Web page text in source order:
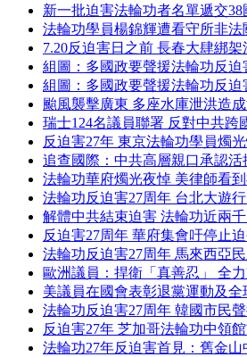
新一批迫害法輪功者名單遞交38
法輪功學員楊錦輝遭看守所非法
7.20反迫害日之前 長春大肆綁架
組圖：多國政要聲援法輪功反迫
組圖：多國政要聲援法輪功反迫
颱風襲擊廣東 多座水庫泄洪造
瑞士124名議員聯署 反對中共跨
反迫害27年 東京法輪功學員燭
追查國際：中共高層親口承認活
法輪功華府燭光夜悼 美律師看
法輪功反迫害27周年 台北大遊
解體中共結束迫害 法輪功近兩
反迫害27周年 華府集會吁停止
法輪功反迫害27周年 馬來西亞
歐洲議員：捍衛「真善忍」 全
美議員在國會表彰退黨運動及全
法輪功反迫害27周年 韓國市民
反迫害27年 芝加哥法輪功中領
法輪功27年反迫害首見：舊金山